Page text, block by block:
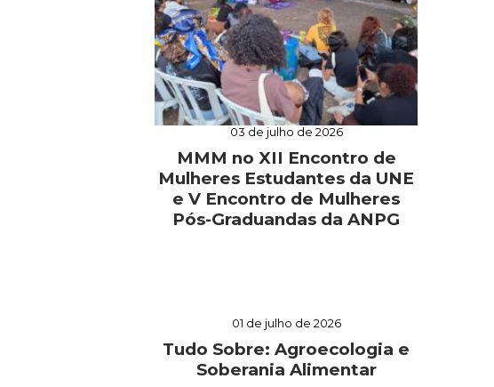
03 de julho de 2026
MMM no XII Encontro de
Mulheres Estudantes da UNE
e V Encontro de Mulheres
Pós-Graduandas da ANPG
01 de julho de 2026
Tudo Sobre: Agroecologia e
Soberania Alimentar